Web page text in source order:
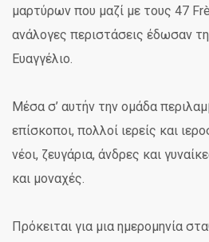
μαρτύρων που μαζί με τους 47
ανάλογες περιστάσεις έδωσαν
Ευαγγέλιο.
Μέσα σ’ αυτήν την ομάδα
επίσκοποι, πολλοί ιερείς και
νέοι, ζευγάρια, άνδρες και
και μοναχές.
Πρόκειται για μια ημερομηνία